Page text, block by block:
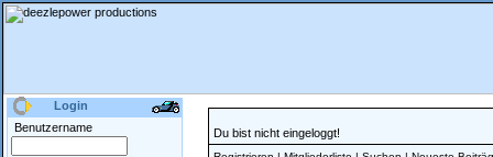
Login
Benutzername
Du bist nicht eingeloggt!